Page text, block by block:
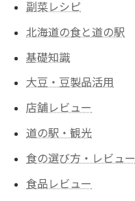
副菜レシピ
北海道の食と道の駅
基礎知識
大豆・豆製品活用
店舗レビュー
道の駅・観光
食の選び方・レビュー
食品レビュー